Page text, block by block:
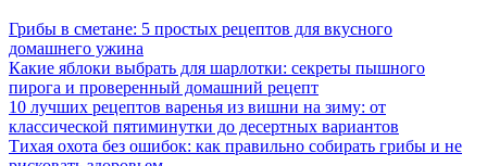
Грибы в сметане: 5 простых рецептов для вкусного
домашнего ужина
Какие яблоки выбрать для шарлотки: секреты пышного
пирога и проверенный домашний рецепт
10 лучших рецептов варенья из вишни на зиму: от
классической пятиминутки до десертных вариантов
Тихая охота без ошибок: как правильно собирать грибы и не